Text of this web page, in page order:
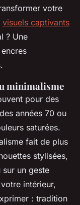
votre
visuels captivants
? Une
minimalisme
pour des
années 70 ou
saturées.
fait de plus
stylisées,
un geste
intérieur,
: tradition